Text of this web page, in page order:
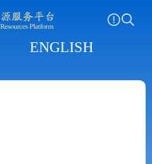
ENGLISH